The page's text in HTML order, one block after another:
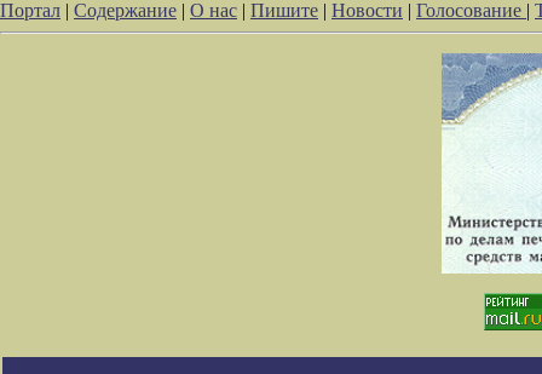
Портал | Содержание | О нас | Пишите | Новости | Голосование |